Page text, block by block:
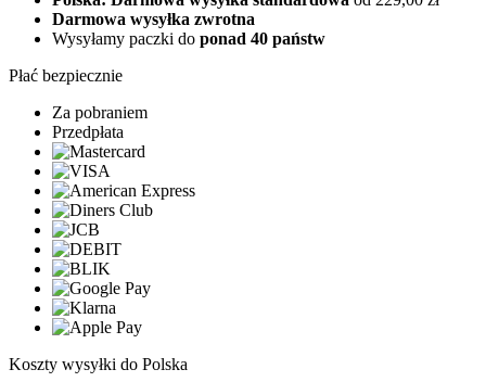
Darmowa wysyłka zwrotna
Wysyłamy paczki do ponad 40 państw
Płać bezpiecznie
Za pobraniem
Przedpłata
Koszty wysyłki do Polska